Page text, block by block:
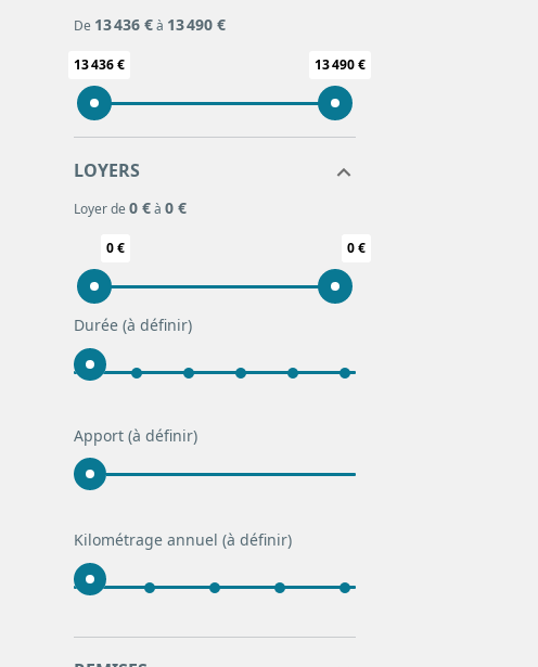
De 13 436 €à 13 490 €
13 436 € 13 490 €
LOYERS
Loyer de 0 €à 0 €
0 € 0 €
Durée (à définir)
Apport (à définir)
Kilométrage annuel (à définir)